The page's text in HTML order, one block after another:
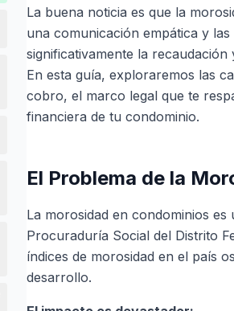
La buena noticia es que la
una comunicación empática y
significativamente la
En esta guía, exploraremos las
cobro, el marco legal que te
financiera de tu condominio.
El Problema de la
La morosidad en condominios
Procuraduría Social del Distrito
índices de morosidad en el país
desarrollo.